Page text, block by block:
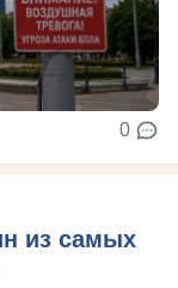
0
из самых